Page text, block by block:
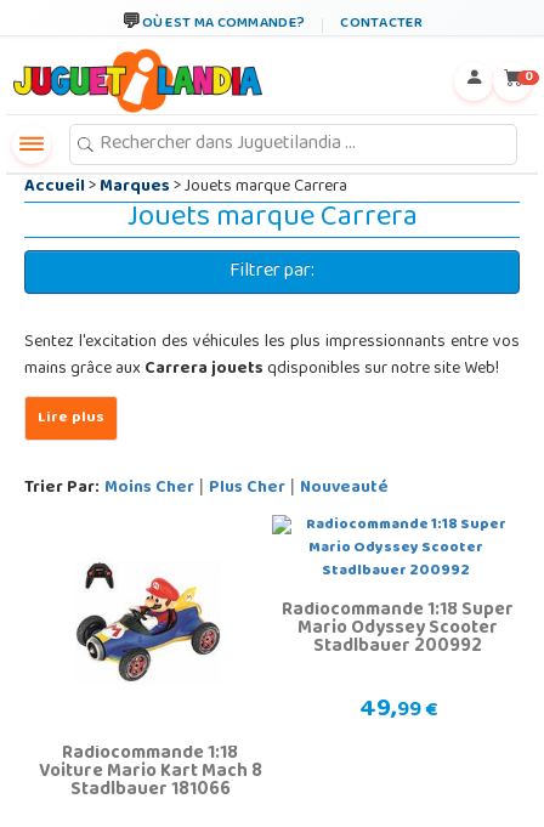
OÙ EST MA COMMANDE? CONTACTER
0
Accueil>Marques> Jouets marque Carrera
Jouets marque Carrera
Filtrer par:
Sentez l'excitation des véhicules les plus impressionnants entre vos
mains grâce auxCarrera jouetsqdisponibles sur notre site Web!
Trier Par: Moins Cher | Plus Cher | Nouveauté
Radiocommande 1:18
Voiture Mario Kart Mach 8
Stadlbauer 181066
Radiocommande 1:18 Super
Mario Odyssey Scooter
Stadlbauer 200992
49,99 €